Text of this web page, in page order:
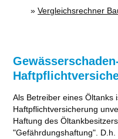
»Vergleichsrechner
Als Betreiber eines Öltanks
Haftpflichtversicherung
Haftung des
"Gefährdungshaftung".